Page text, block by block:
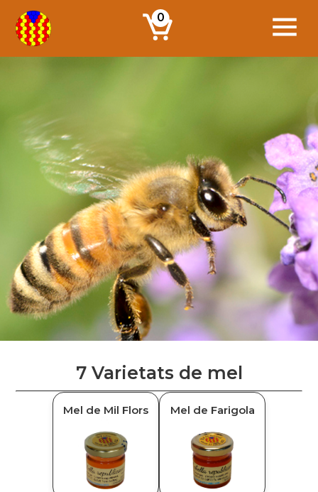
Qui sóc?
0
7 Varietats de mel
Mel de Mil Flors Mel de Farigola